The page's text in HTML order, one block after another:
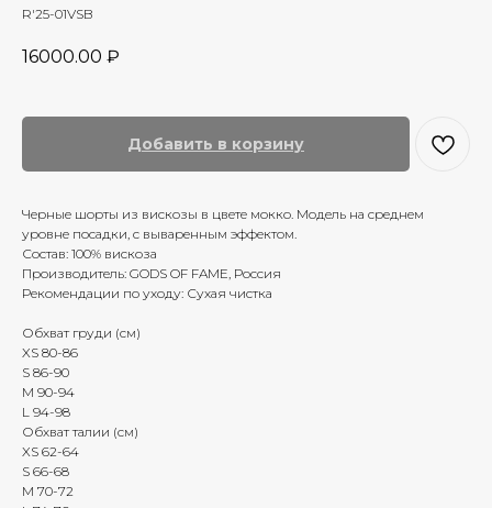
R'25-01VSB
16000.00 ₽
Добавить в корзину
Черные шорты из вискозы в цвете мокко. Модель на среднем
уровне посадки, с вываренным эффектом.
Состав: 100% вискоза
Производитель: GODS OF FAME, Россия
Рекомендации по уходу: Сухая чистка
Обхват груди (см)
XS 80-86
S 86-90
M 90-94
L 94-98
Обхват талии (см)
XS 62-64
S 66-68
M 70-72